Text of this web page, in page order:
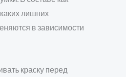
лишних
в зависимости
краску перед